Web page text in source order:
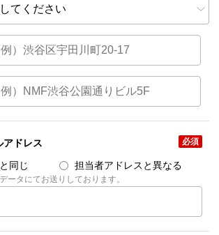
アドレス 必須
同じ 担当者アドレスと異なる
ータにてお送りしております。